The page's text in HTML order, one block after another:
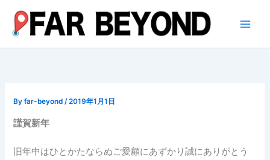
ス
Byfar-beyond/2019年1月1日
謹賀新年
旧年中はひとかたならぬご愛顧にあずかり誠にありがとう